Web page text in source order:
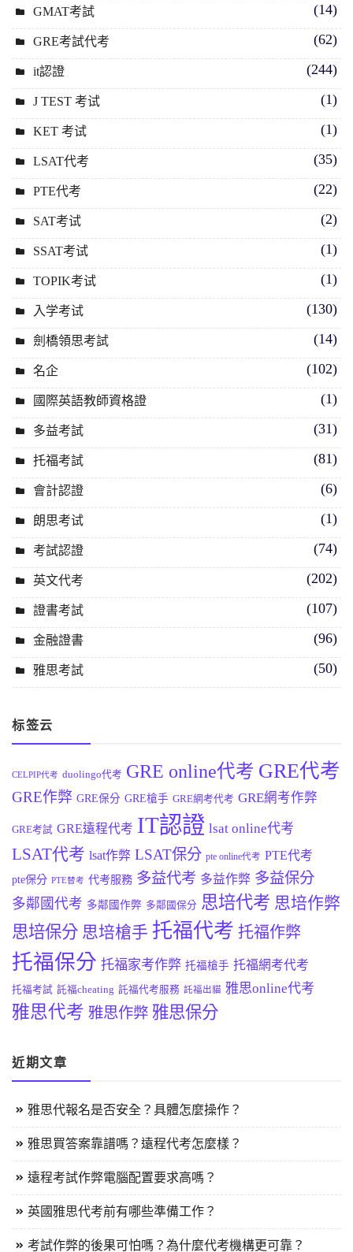
GMAT考試 (14)
GRE考試代考 (62)
it認證 (244)
J TEST 考试 (1)
KET 考试 (1)
LSAT代考 (35)
PTE代考 (22)
SAT考试 (2)
SSAT考试 (1)
TOPIK考试 (1)
入学考试 (130)
劍橋領思考試 (14)
名企 (102)
國際英語教師資格證 (1)
多益考試 (31)
托福考試 (81)
會計認證 (6)
朗思考试 (1)
考試認證 (74)
英文代考 (202)
證書考試 (107)
金融證書 (96)
雅思考試 (50)
标签云
CELPIP代考 duolingo代考 GRE online代考 GRE代考
GRE作弊 GRE保分 GRE槍手 GRE網考代考 GRE網考作弊
GRE考試 GRE遠程代考 IT認證 lsat online代考
LSAT代考 lsat作弊 LSAT保分 pte online代考 PTE代考
pte保分 PTE替考 代考服務 多益代考 多益作弊 多益保分
多鄰國代考 多鄰國作弊 多鄰國保分 思培代考 思培作弊
思培保分 思培槍手 托福代考 托福作弊
托福保分 托福家考作弊 托福槍手 托福網考代考
托福考試 託福cheating 託福代考服務 託福出貓 雅思online代考
雅思代考 雅思作弊 雅思保分
近期文章
雅思代報名是否安全？具體怎麼操作？
雅思買答案靠譜嗎？遠程代考怎麼樣？
遠程考試作弊電腦配置要求高嗎？
英國雅思代考前有哪些準備工作？
考試作弊的後果可怕嗎？為什麼代考機構更可靠？